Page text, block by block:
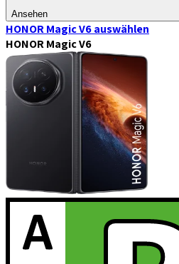
Ansehen
HONOR Magic V6auswählen
HONOR Magic V6